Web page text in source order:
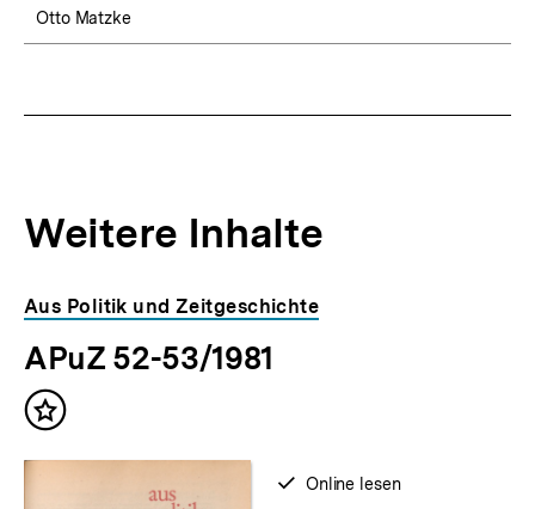
Otto Matzke
Weitere Inhalte
Inhaltskarousell
für
weitere
Inhalte
Inhaltskarussell
überspringen
Aus Politik und Zeitgeschichte
APuZ 52-53/1981
Inhalt
verfügbar
Online lesen